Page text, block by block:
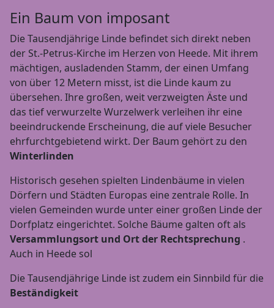
Ein Baum von imposant
Die Tausendjährige Linde befindet sich direkt neben
der St.-Petrus-Kirche im Herzen von Heede. Mit ihrem
mächtigen, ausladenden Stamm, der einen Umfang
von über 12 Metern misst, ist die Linde kaum zu
übersehen. Ihre großen, weit verzweigten Äste und
das tief verwurzelte Wurzelwerk verleihen ihr eine
beeindruckende Erscheinung, die auf viele Besucher
ehrfurchtgebietend wirkt. Der Baum gehört zu den
Winterlinden
Historisch gesehen spielten Lindenbäume in vielen
Dörfern und Städten Europas eine zentrale Rolle. In
vielen Gemeinden wurde unter einer großen Linde der
Dorfplatz eingerichtet. Solche Bäume galten oft als
Versammlungsort und Ort der Rechtsprechung .
Auch in Heede sol
Die Tausendjährige Linde ist zudem ein Sinnbild für die
Beständigkeit